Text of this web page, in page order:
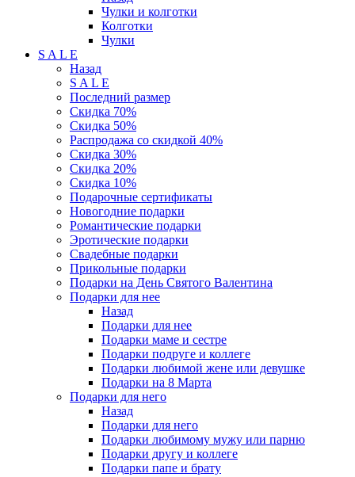
Чулки и колготки
Колготки
Чулки
S A L E
Назад
S A L E
Последний размер
Скидка 70%
Скидка 50%
Распродажа со скидкой 40%
Скидка 30%
Скидка 20%
Скидка 10%
Подарочные сертификаты
Новогодние подарки
Романтические подарки
Эротические подарки
Свадебные подарки
Прикольные подарки
Подарки на День Святого Валентина
Подарки для нее
Назад
Подарки для нее
Подарки маме и сестре
Подарки подруге и коллеге
Подарки любимой жене или девушке
Подарки на 8 Марта
Подарки для него
Назад
Подарки для него
Подарки любимому мужу или парню
Подарки другу и коллеге
Подарки папе и брату